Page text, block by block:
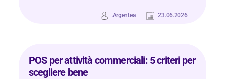
Argentea 23.06.2026
POS per attività commerciali: 5 criteri per
scegliere bene